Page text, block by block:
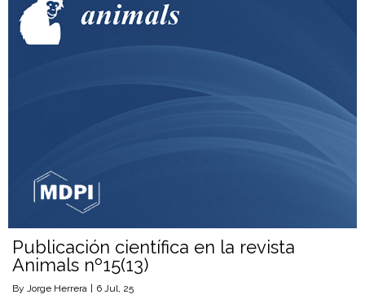
Publicación científica en la revista
Animals nº15(13)
By Jorge Herrera | 6 Jul, 25